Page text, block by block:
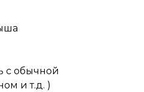
с обычной
и т.д. )